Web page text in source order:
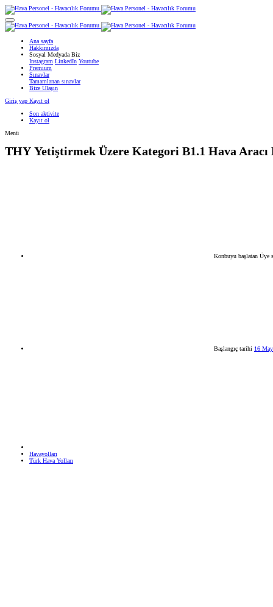
Ana sayfa
Hakkımızda
Sosyal Medyada Biz
Instagram LinkedIn Youtube
Premium
Sınavlar
Tamamlanan sınavlar
Bize Ulaşın
Giriş yap Kayıt ol
Son aktivite
Kayıt ol
Menü
THY Yetiştirmek Üzere Kategori B1.1 Hava
Konbuyu başlatan Üye
Başlangıç tarihi 16
Havayolları
Türk Hava Yolları